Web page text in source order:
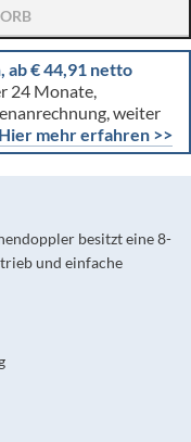
ab € 44,91 netto
24 Monate,
weiter
Hier mehr erfahren >>
besitzt eine 8-
und einfache